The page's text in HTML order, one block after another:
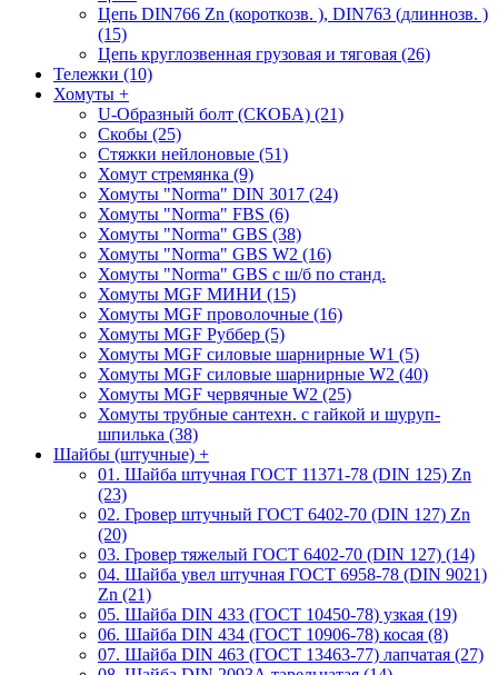
Цепь DIN766 Zn (короткозв. ), DIN763 (длиннозв. )
(15)
Цепь круглозвенная грузовая и тяговая (26)
Тележки (10)
Хомуты +
U-Образный болт (СКОБА) (21)
Скобы (25)
Стяжки нейлоновые (51)
Хомут стремянка (9)
Хомуты "Norma" DIN 3017 (24)
Хомуты "Norma" FBS (6)
Хомуты "Norma" GBS (38)
Хомуты "Norma" GBS W2 (16)
Хомуты "Norma" GBS с ш/б по станд.
Хомуты MGF МИНИ (15)
Хомуты MGF проволочные (16)
Хомуты MGF Руббер (5)
Хомуты MGF силовые шарнирные W1 (5)
Хомуты MGF силовые шарнирные W2 (40)
Хомуты MGF червячные W2 (25)
Хомуты трубные сантехн. с гайкой и шуруп-
шпилька (38)
Шайбы (штучные) +
01. Шайба штучная ГОСТ 11371-78 (DIN 125) Zn
(23)
02. Гровер штучный ГОСТ 6402-70 (DIN 127) Zn
(20)
03. Гровер тяжелый ГОСТ 6402-70 (DIN 127) (14)
04. Шайба увел штучная ГОСТ 6958-78 (DIN 9021)
Zn (21)
05. Шайба DIN 433 (ГОСТ 10450-78) узкая (19)
06. Шайба DIN 434 (ГОСТ 10906-78) косая (8)
07. Шайба DIN 463 (ГОСТ 13463-77) лапчатая (27)